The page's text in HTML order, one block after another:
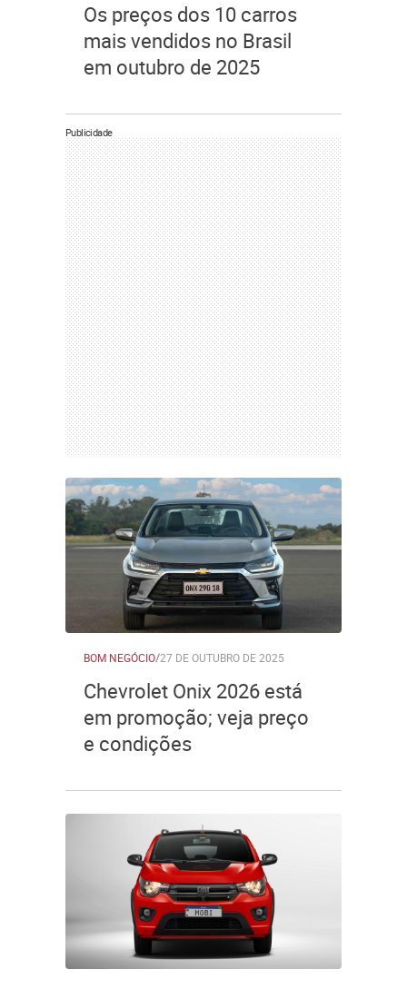
Os preços dos 10 carros
mais vendidos no Brasil
em outubro de 2025
Publicidade
BOM NEGÓCIO/27 DE OUTUBRO DE 2025
Chevrolet Onix 2026 está
em promoção; veja preço
e condições